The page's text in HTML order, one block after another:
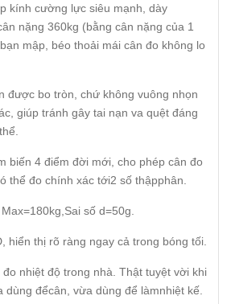
kính cường lực siêu mạnh, dày
nặng 360kg (bằng cân nặng của 1
mập, béo thoải mái cân đo không lo
được bo tròn, chứ không vuông nhọn
giúp tránh gây tai nạn va quệt đáng
biến 4 điểm đời mới, cho phép cân đo
thể đo chính xác tới2 số thậpphân.
số d=50g.
hiển thị rõ ràng ngay cả trong bóng tối.
nhiệt độ trong nhà. Thật tuyệt vời khi
dùng đểcân, vừa dùng để làmnhiệt kế.